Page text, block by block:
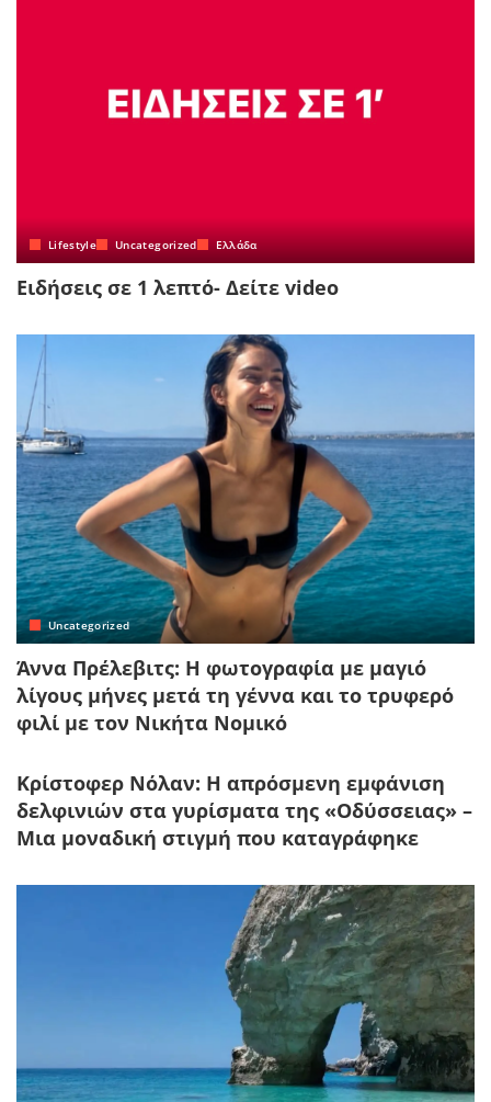
Lifestyle Uncategorized Ελλάδα
Ειδήσεις σε 1 λεπτό- Δείτε video
Uncategorized
Άννα Πρέλεβιτς: Η φωτογραφία με μαγιό
λίγους μήνες μετά τη γέννα και το τρυφερό
φιλί με τον Νικήτα Νομικό
Κρίστοφερ Νόλαν: Η απρόσμενη εμφάνιση
δελφινιών στα γυρίσματα της «Οδύσσειας» –
Μια μοναδική στιγμή που καταγράφηκε